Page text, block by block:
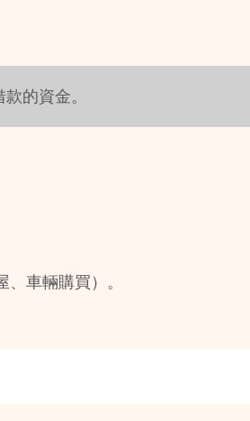
的資金。
車輛購買）。